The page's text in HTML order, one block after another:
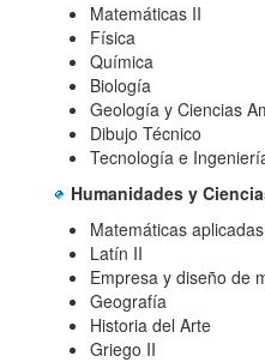
Matemáticas II
Física
Química
Geología y
Dibujo
Tecnología e
Humanidades y
Matemáticas
Latín
Empresa y diseño
Historia
Griego II